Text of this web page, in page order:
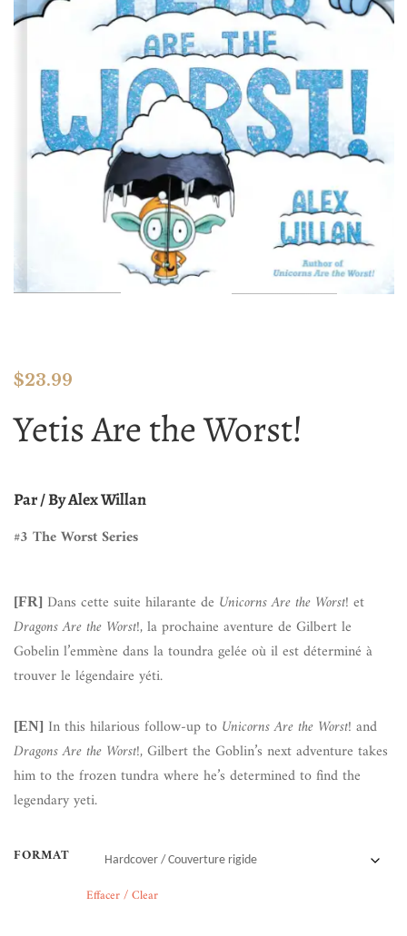
$23.99
Yetis Are the Worst!
Par / By Alex Willan
#3 The Worst Series
[FR] Dans cette suite hilarante de Unicorns Are the Worst! et
Dragons Are the Worst!, la prochaine aventure de Gilbert le
Gobelin l’emmène dans la toundra gelée où il est déterminé à
trouver le légendaire yéti.
[EN] In this hilarious follow-up to Unicorns Are the Worst! and
Dragons Are the Worst!, Gilbert the Goblin’s next adventure takes
him to the frozen tundra where he’s determined to find the
legendary yeti.
FORMAT
Effacer / Clear